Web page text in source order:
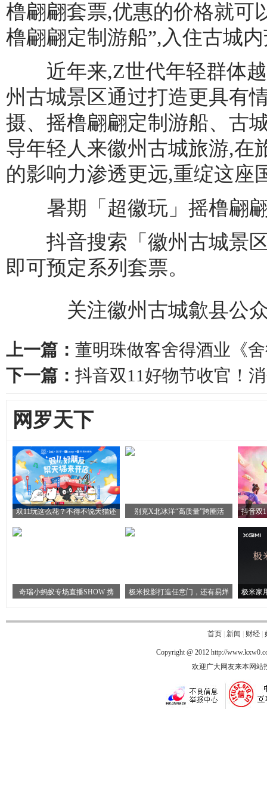
橹翩翩套票,优惠的价格就可
橹翩翩定制游船”,入住古城
近年来,Z世代年轻群体越
州古城景区通过打造更具有
摄、摇橹翩翩定制游船、古
导年轻人来徽州古城旅游,在
的影响力渗透更远,重绽这座
暑期「超徽玩」摇橹翩翩
抖音搜索「徽州古城景区
即可预定系列套票。
关注徽州古城歙县公
上一篇： 董明珠做客舍得酒业《
下一篇： 抖音双11好物节收官！
网罗天下
双11玩这么花？不得不说天猫还 别克X北冰洋“高质量”跨圈活 抖音双
奇瑞小蚂蚁专场直播SHOW 携 极米投影打造任意门，还有易烊 极米家
首页| 新闻 财经|
Copyright @ 2012 http://
欢迎广大网友来本网站